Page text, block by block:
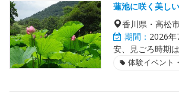
蓮池に咲く美し
香川県・高松
期間： 2026
安、見ごろ時期
体験イベント